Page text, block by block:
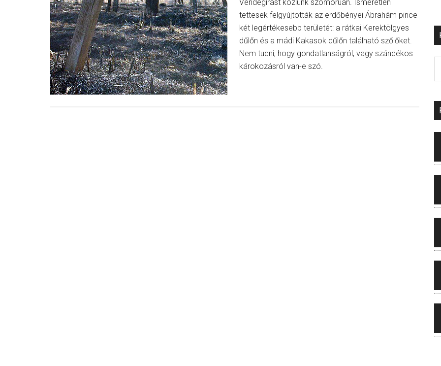
Vendégírást közlünk szomorúan. Ismeretlen
tettesek felgyújtották az erdőbényei Ábrahám pince
két legértékesebb területét: a rátkai Kerektölgyes
dűlőn és a mádi Kakasok dűlőn található szőlőket.
Nem tudni, hogy gondatlanságról, vagy szándékos
károkozásról van-e szó.